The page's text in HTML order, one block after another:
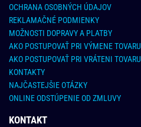
OCHRANA OSOBNÝCH ÚDAJOV
REKLAMAČNÉ PODMIENKY
MOŽNOSTI DOPRAVY A PLATBY
AKO POSTUPOVAŤ PRI VÝMENE TOVARU
AKO POSTUPOVAŤ PRI VRÁTENI TOVARU
KONTAKTY
NAJČASTEJŠIE OTÁZKY
ONLINE ODSTÚPENIE OD ZMLUVY
KONTAKT